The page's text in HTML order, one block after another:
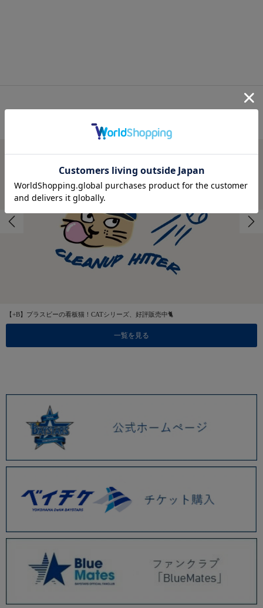
【+B】プラスビーの看板猫！CATシリーズ、好評販売中🐈
一覧を見る